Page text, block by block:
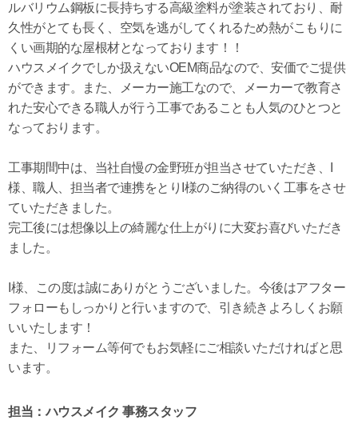
ルバリウム鋼板に長持ちする高級塗料が塗装されており、耐
久性がとても長く、空気を逃がしてくれるため熱がこもりに
くい画期的な屋根材となっております！！
ハウスメイクでしか扱えないOEM商品なので、安価でご提供
ができます。また、メーカー施工なので、メーカーで教育さ
れた安心できる職人が行う工事であることも人気のひとつと
なっております。
工事期間中は、当社自慢の金野班が担当させていただき、I
様、職人、担当者で連携をとりI様のご納得のいく工事をさせ
ていただきました。
完工後には想像以上の綺麗な仕上がりに大変お喜びいただき
ました。
I様、この度は誠にありがとうございました。今後はアフター
フォローもしっかりと行いますので、引き続きよろしくお願
いいたします！
また、リフォーム等何でもお気軽にご相談いただければと思
います。
担当：ハウスメイク 事務スタッフ